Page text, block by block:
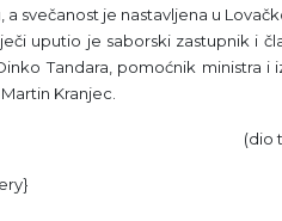
svečanost je nastavljena u
uputio je saborski zastupnik i
Tandara, pomoćnik ministra i
Kranjec.
(dio